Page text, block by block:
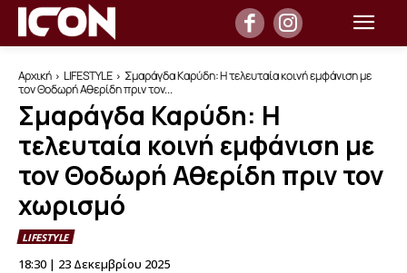
Αρχική LIFESTYLE
Σμαράγδα Καρύδη: Η τελευταία κοινή εμφάνιση με
τον Θοδωρή Αθερίδη πριν τον...
Σμαράγδα Καρύδη: Η
τελευταία κοινή εμφάνιση με
τον Θοδωρή Αθερίδη πριν τον
χωρισμό
LIFESTYLE
18:30 | 23 Δεκεμβρίου 2025